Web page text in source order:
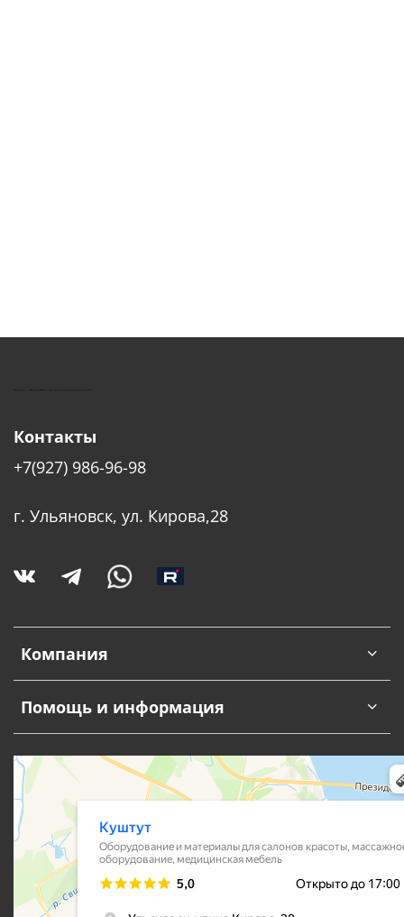
КУШТУТ - ОБОРУДОВАНИЕ ДЛЯ САЛОНОВ КРАСОТЫ
Компания
Помощь и информация
Контакты
+7(927) 986-96-98
г. Ульяновск, ул. Кирова,28